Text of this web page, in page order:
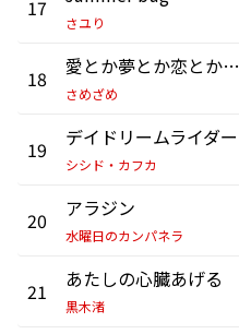
17
さユり
18 愛とか夢とか恋とかSEXとか
さめざめ
19 デイドリームライダー
シシド・カフカ
20 アラジン
水曜日のカンパネラ
21 あたしの心臓あげる
黒木渚